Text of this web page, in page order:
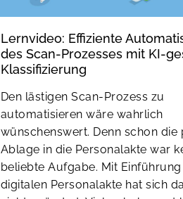
Lernvideo: Effiziente
des Scan-Prozesses mit KI-
Klassifizierung
Den lästigen Scan-Prozess zu
automatisieren wäre wahrlich
wünschenswert. Denn schon die
Ablage in die Personalakte war
beliebte Aufgabe. Mit
digitalen Personalakte hat sich